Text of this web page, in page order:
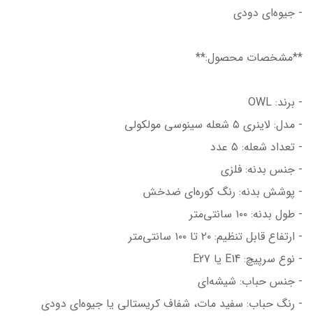
- جیوه‌ای دودی
**مشخصات محصول:**
- برند: OWL
- مدل: لاینری ۵ شعله سینوسی مولکولی
- تعداد شعله: ۵ عدد
- جنس بدنه: فلزی
- پوشش بدنه: رنگ کوره‌ای ضدخش
- طول بدنه: ۱۰۰ سانتی‌متر
- ارتفاع قابل تنظیم: ۲۰ تا ۱۰۰ سانتی‌متر
- نوع سرپیچ: E14 یا E27
- جنس حباب: شیشه‌ای
- رنگ حباب: سفید مات، شفاف کریستالی یا جیوه‌ای دودی